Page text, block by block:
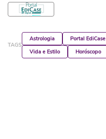
TAGS
Astrologia Portal EdiCase
Vida e Estilo
Horóscopo